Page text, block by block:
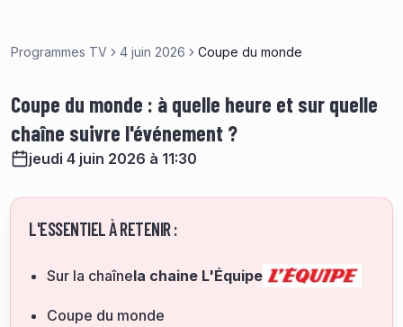
Programmes TV 4 juin 2026 Coupe du monde
Coupe du monde : à quelle heure et sur quelle
chaîne suivre l'événement ?
jeudi 4 juin 2026 à 11:30
L'ESSENTIEL À RETENIR :
Sur la chaînela chaine L'Équipe
Coupe du monde